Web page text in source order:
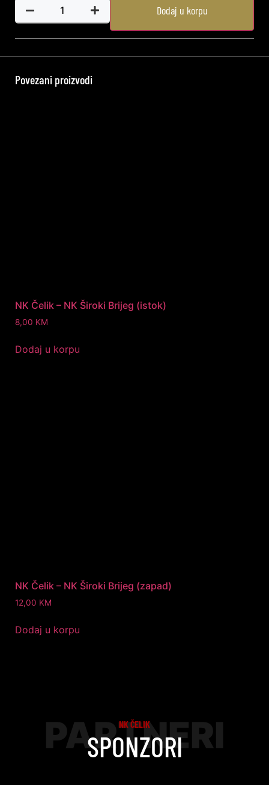
Dodaj u korpu
Povezani proizvodi
NK Čelik – NK Široki Brijeg (istok)
8,00 KM
Dodaj u korpu
NK Čelik – NK Široki Brijeg (zapad)
12,00 KM
Dodaj u korpu
PARTNERI
NK ČELIK
SPONZORI